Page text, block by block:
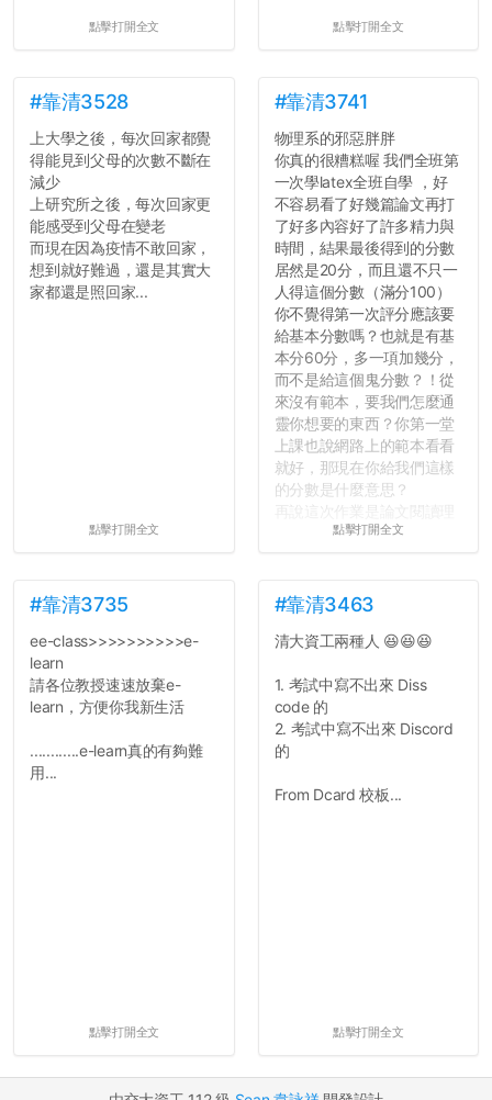
點擊打開全文 點擊打開全文
#靠清3528
上大學之後，每次回家都覺
得能見到父母的次數不斷在
減少
上研究所之後，每次回家更
能感受到父母在變老
而現在因為疫情不敢回家，
想到就好難過，還是其實大
家都還是照回家...
點擊打開全文
#靠清3741
物理系的邪惡胖胖
你真的很糟糕喔 我們全班第
一次學latex全班自學 ，好
不容易看了好幾篇論文再打
了好多內容好了許多精力與
時間，結果最後得到的分數
居然是20分，而且還不只一
人得這個分數（滿分100）
你不覺得第一次評分應該要
給基本分數嗎？也就是有基
本分60分，多一項加幾分，
而不是給這個鬼分數？！從
來沒有範本，要我們怎麼通
靈你想要的東西？你第一堂
上課也說網路上的範本看看
就好，那現在你給我們這樣
的分數是什麼意思？
再說這次作業是論文閱讀理
解與評論，既然已經寫下實
對論文的評論10分？！...
點擊打開全文
#靠清3735
ee-class>>>>>>>>>>e-
learn
請各位教授速速放棄e-
learn，方便你我新生活
............e-learn真的有夠難
用...
點擊打開全文
#靠清3463
清大資工兩種人 😆😆😆
1. 考試中寫不出來 Diss
code 的
2. 考試中寫不出來 Discord
的
From Dcard 校板...
點擊打開全文